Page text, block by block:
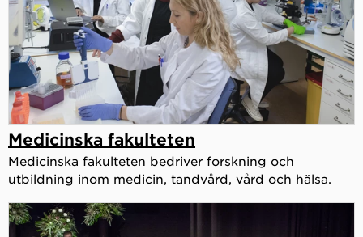
Medicinska fakulteten
Medicinska fakulteten bedriver forskning och
utbildning inom medicin, tandvård, vård och hälsa.